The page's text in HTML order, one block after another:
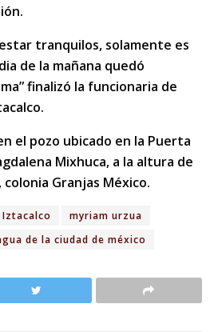
tranquilos, solamente es
de la mañana quedó
finalizó la funcionaria de
el pozo ubicado en la Puerta
Mixhuca, a la altura de
colonia Granjas México.
Iztacalco
myriam urzua
de la ciudad de méxico